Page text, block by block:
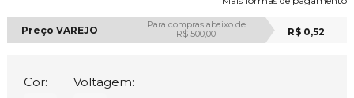
Preço VAREJO
Para compras abaixo de
R$ 500,00
R$ 0,52
Cor: Voltagem: